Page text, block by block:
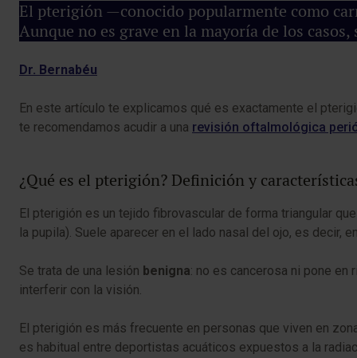
El pterigión —conocido popularmente como
Aunque no es grave en la mayoría de los
Dr. Bernabéu
En este artículo te explicamos qué es exactamente el
te recomendamos acudir a una revisión oftalmológica
¿Qué es el pterigión? Definición y
El pterigión es un tejido fibrovascular de forma triangular
la pupila). Suele aparecer en el lado nasal del ojo, es decir,
Se trata de una lesión benigna: no es cancerosa ni pone
interferir con la visión.
El pterigión es más frecuente en personas que viven en
es habitual entre deportistas acuáticos expuestos a la